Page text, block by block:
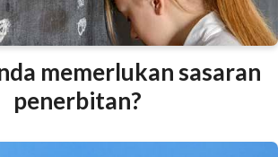
memerlukan sasaran
penerbitan?